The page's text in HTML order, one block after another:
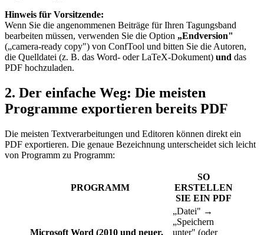
Hinweis für Vorsitzende:
Wenn Sie die angenommenen Beiträge für Ihren Tagungsband
bearbeiten müssen, verwenden Sie die Option „Endversion"
(„camera-ready copy") von ConfTool und bitten Sie die Autoren,
die Quelldatei (z. B. das Word- oder LaTeX-Dokument) und das
PDF hochzuladen.
2. Der einfache Weg: Die meisten
Programme exportieren bereits PDF
Die meisten Textverarbeitungen und Editoren können direkt ein
PDF exportieren. Die genaue Bezeichnung unterscheidet sich leicht
von Programm zu Programm:
PROGRAMM
SO
ERSTELLEN
SIE EIN PDF
Microsoft Word (2010 und neuer,
„Datei" →
„Speichern
unter" (oder